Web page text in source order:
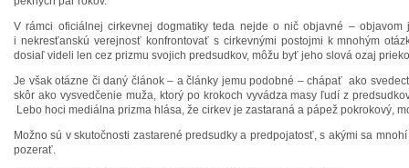
V rámci oficiálnej cirkevnej dogmatiky teda nejde o nič objavné – objavom
i nekresťanskú verejnosť konfrontovať s cirkevnými postojmi k mnohým
dosiaľ videli len cez prizmu svojich predsudkov, môžu byť jeho slová ozaj
Je však otázne či daný článok – a články jemu podobné – chápať ako
skôr ako vysvedčenie muža, ktorý po krokoch vyvádza masy ľudí z
Lebo hoci mediálna prizma hlása, že cirkev je zastaraná a pápež pokrokový,
Možno sú v skutočnosti zastarené predsudky a predpojatosť, s akými sa
pozerať.